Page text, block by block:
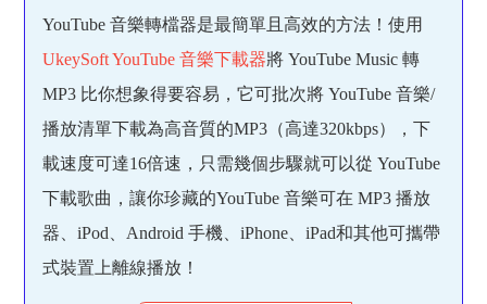
YouTube 音樂轉檔器是最簡單且高效的方法！使用
UkeySoft YouTube 音樂下載器將 YouTube Music 轉
MP3 比你想象得要容易，它可批次將 YouTube 音樂/
播放清單下載為高音質的MP3（高達320kbps），下
載速度可達16倍速，只需幾個步驟就可以從 YouTube
下載歌曲，讓你珍藏的YouTube 音樂可在 MP3 播放
器、iPod、Android 手機、iPhone、iPad和其他可攜帶
式裝置上離線播放！